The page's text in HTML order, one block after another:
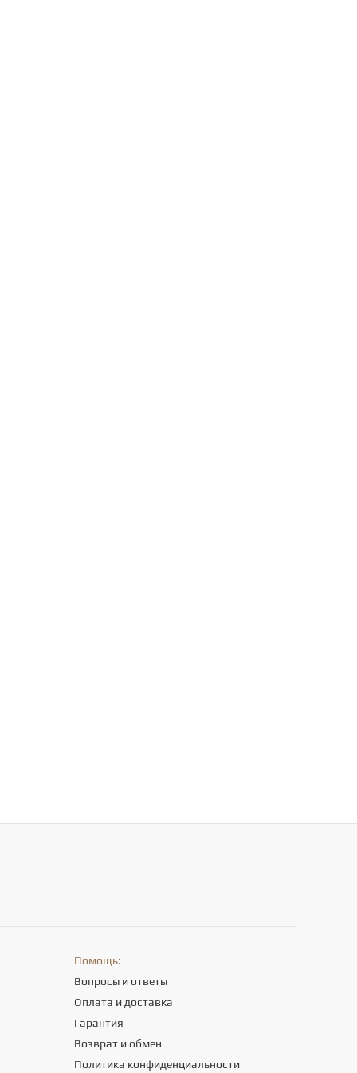
Помощь:
Вопросы и ответы
Оплата и доставка
Гарантия
Возврат и обмен
Политика конфиденциальности